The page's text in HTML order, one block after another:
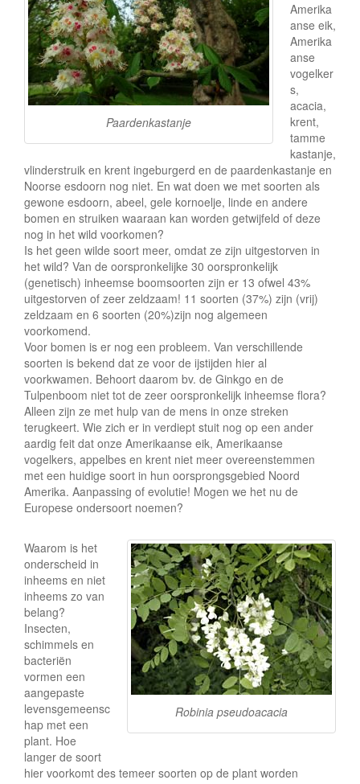
Paardenkastanje
Amerika
anse eik,
Amerika
anse
vogelker
s,
acacia,
krent,
tamme
kastanje,
vlinderstruik en krent ingeburgerd en de paardenkastanje en
Noorse esdoorn nog niet. En wat doen we met soorten als
gewone esdoorn, abeel, gele kornoelje, linde en andere
bomen en struiken waaraan kan worden getwijfeld of deze
nog in het wild voorkomen?
Is het geen wilde soort meer, omdat ze zijn uitgestorven in
het wild? Van de oorspronkelijke 30 oorspronkelijk
(genetisch) inheemse boomsoorten zijn er 13 ofwel 43%
uitgestorven of zeer zeldzaam! 11 soorten (37%) zijn (vrij)
zeldzaam en 6 soorten (20%)zijn nog algemeen
voorkomend.
Voor bomen is er nog een probleem. Van verschillende
soorten is bekend dat ze voor de ijstijden hier al
voorkwamen. Behoort daarom bv. de Ginkgo en de
Tulpenboom niet tot de zeer oorspronkelijk inheemse flora?
Alleen zijn ze met hulp van de mens in onze streken
terugkeert. Wie zich er in verdiept stuit nog op een ander
aardig feit dat onze Amerikaanse eik, Amerikaanse
vogelkers, appelbes en krent niet meer overeenstemmen
met een huidige soort in hun oorsprongsgebied Noord
Amerika. Aanpassing of evolutie! Mogen we het nu de
Europese ondersoort noemen?
Robinia pseudoacacia
Waarom is het
onderscheid in
inheems en niet
inheems zo van
belang?
Insecten,
schimmels en
bacteriën
vormen een
aangepaste
levensgemeensc
hap met een
plant. Hoe
langer de soort
hier voorkomt des temeer soorten op de plant worden